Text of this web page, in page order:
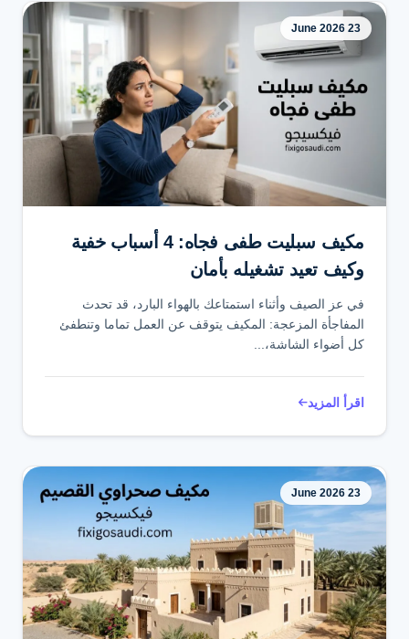
23 June 2026
مكيف سبليت طفى فجاه: 4 أسباب خفية
وكيف تعيد تشغيله بأمان
في عز الصيف وأثناء استمتاعك بالهواء البارد، قد تحدث
المفاجأة المزعجة: المكيف يتوقف عن العمل تماما وتنطفئ
كل أضواء الشاشة،...
اقرأ المزيد
23 June 2026